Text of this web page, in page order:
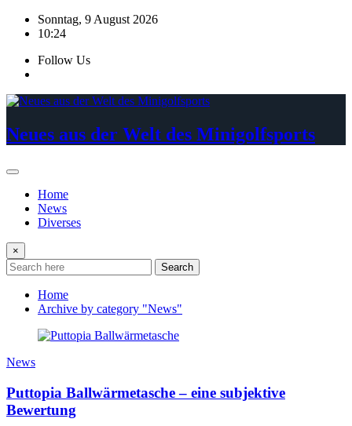
Skip
Sonntag, 9 August 2026
10:24
Follow Us
Neues aus der Welt des Minigolfsports
Home
News
Diverses
×
Search
Home
Archive by category "News"
News
Puttopia Ballwärmetasche – eine subjektive
Bewertung